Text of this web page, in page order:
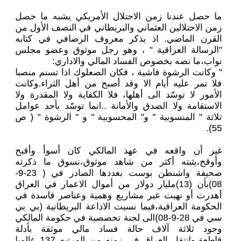
ما حصل عندنا زمن الاحتلال الأمريكي يشبه ما حصل
زمن الاحتلالين العثماني والبريطاني في النصف الأول من
القرن الماضي. اذ يذكر معروف الرصافي في كتابه
"الرسالة العراقية " ، وهو رجل موثوق وعضو مجلس
نواب،ما نصه بخصوص الفساد المالي والاداري:
" وكانت الرشوة فاشية ، فكان الصعلوك اذا تسنم منصبا
فلا تمر عليه أيام الا وقد أصبح من أهل الثراء.وكانت
الأمور لا توسّد الى أهلها، فلا الكفاية ولا المقدرة ولا
الاستقامة ولا الصدق والأمانة ..انما توسّد بأحد عوامل
ثلاثة " المنسوبية " و" المحسوبية " و " الرشوة " ( ص
55).
غير أن واقعه في عهد المالكي كان أسوأ وأقبح
وأوقح،يثبته أكثر من شاهد موثوق،نسوق ما ذكرته
صحيفة واشنطن بوست بعددها الصادر في ( 23-9-
08)بأن (13)مليار دولار من أموال الاعمار في العراق
أهدرت أو نهبت عبر مشاريع وهمية وعناصر فاسدة في
الحكومة العراقية،فيما نسبت الاذاعة البريطانية (بي بي
سي في 28-9-08)الى لجنة تخصصية في حكومة المالكي
وجود ثلاثة آلاف حالة فساد مالي موثقة بأدلة